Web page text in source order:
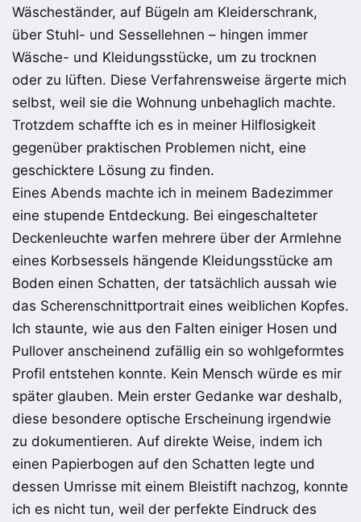
Wäscheständer, auf Bügeln am Kleiderschrank,
über Stuhl- und Sessellehnen – hingen immer
Wäsche- und Kleidungsstücke, um zu trocknen
oder zu lüften. Diese Verfahrensweise ärgerte mich
selbst, weil sie die Wohnung unbehaglich machte.
Trotzdem schaffte ich es in meiner Hilflosigkeit
gegenüber praktischen Problemen nicht, eine
geschicktere Lösung zu finden.
Eines Abends machte ich in meinem Badezimmer
eine stupende Entdeckung. Bei eingeschalteter
Deckenleuchte warfen mehrere über der Armlehne
eines Korbsessels hängende Kleidungsstücke am
Boden einen Schatten, der tatsächlich aussah wie
das Scherenschnittportrait eines weiblichen Kopfes.
Ich staunte, wie aus den Falten einiger Hosen und
Pullover anscheinend zufällig ein so wohlgeformtes
Profil entstehen konnte. Kein Mensch würde es mir
später glauben. Mein erster Gedanke war deshalb,
diese besondere optische Erscheinung irgendwie
zu dokumentieren. Auf direkte Weise, indem ich
einen Papierbogen auf den Schatten legte und
dessen Umrisse mit einem Bleistift nachzog, konnte
ich es nicht tun, weil der perfekte Eindruck des